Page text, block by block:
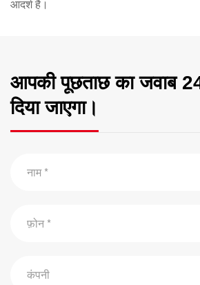
आदर्श है।
आपकी पूछताछ का जवाब
दिया जाएगा।